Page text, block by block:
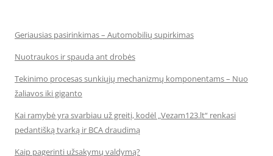
Geriausias pasirinkimas – Automobilių supirkimas
Nuotraukos ir spauda ant drobės
Tekinimo procesas sunkiųjų mechanizmų komponentams – Nuo
žaliavos iki giganto
Kai ramybė yra svarbiau už greitį, kodėl „Vezam123.lt“ renkasi
pedantišką tvarką ir BCA draudimą
Kaip pagerinti užsakymų valdymą?